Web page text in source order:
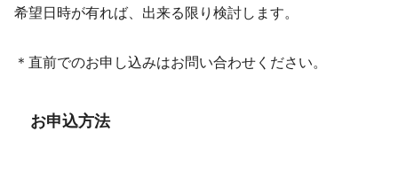
希望日時が有れば、出来る限り検討します。
＊直前でのお申し込みはお問い合わせください。
お申込方法